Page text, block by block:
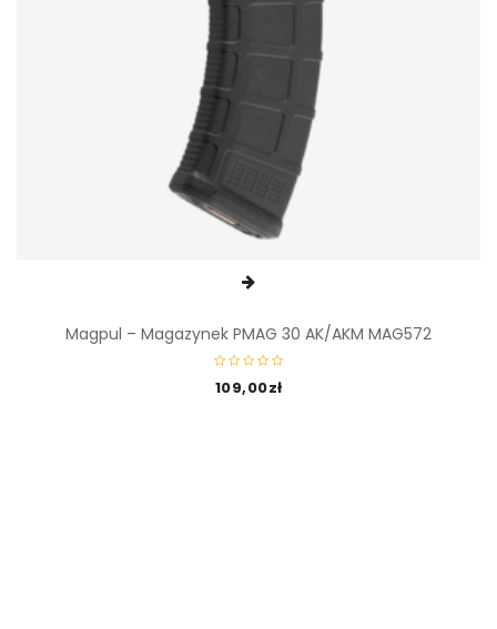
Magpul – Magazynek PMAG 30 AK/AKM MAG572
109,00zł